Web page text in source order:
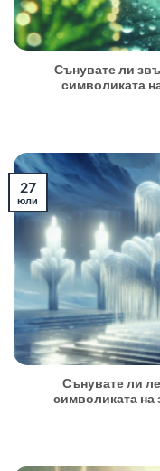
Сънувате ли
символиката
Сънувате ли
символиката на
27
юли